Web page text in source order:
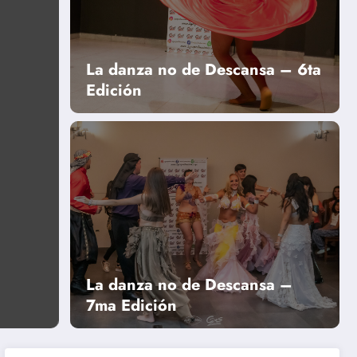
«La Danza no
Leer más
La danza no de Descansa – 6ta
Edición
La danza no de Descansa –
7ma Edición